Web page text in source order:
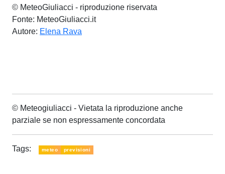
© MeteoGiuliacci - riproduzione riservata
Fonte: MeteoGiuliacci.it
Autore: Elena Rava
© Meteogiuliacci - Vietata la riproduzione anche
parziale se non espressamente concordata
Tags: meteo previsioni